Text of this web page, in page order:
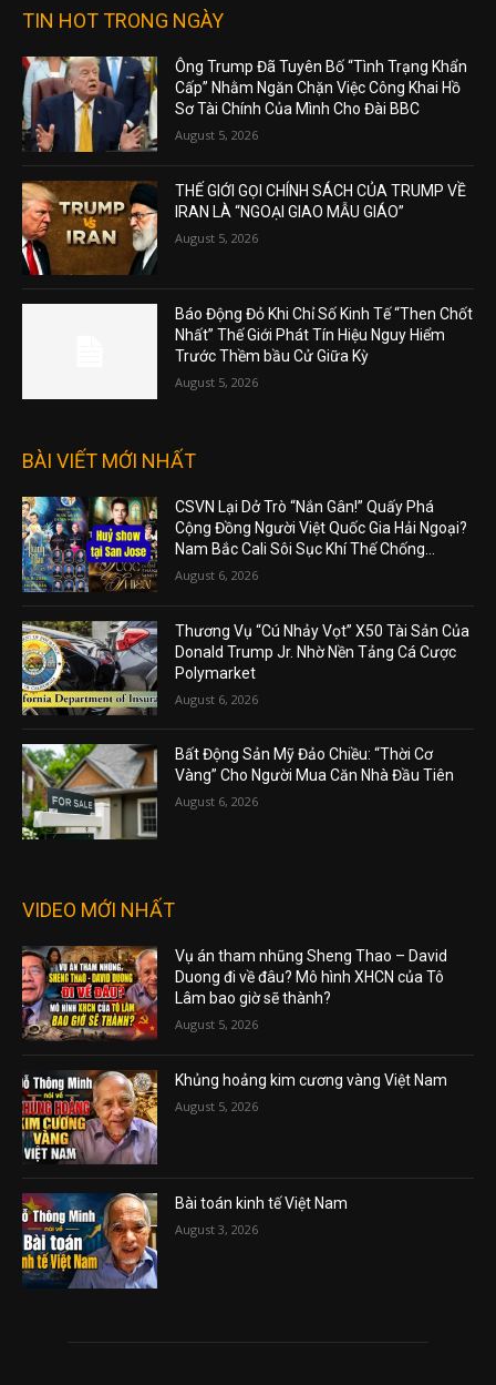
TIN HOT TRONG NGÀY
Ông Trump Đã Tuyên Bố “Tình Trạng Khẩn
Cấp” Nhằm Ngăn Chặn Việc Công Khai Hồ
Sơ Tài Chính Của Mình Cho Đài BBC
August 5, 2026
THẾ GIỚI GỌI CHÍNH SÁCH CỦA TRUMP VỀ
IRAN LÀ “NGOẠI GIAO MẪU GIÁO”
August 5, 2026
Báo Động Đỏ Khi Chỉ Số Kinh Tế “Then Chốt
Nhất” Thế Giới Phát Tín Hiệu Nguy Hiểm
Trước Thềm bầu Cử Giữa Kỳ
August 5, 2026
BÀI VIẾT MỚI NHẤT
CSVN Lại Dở Trò “Nắn Gân!” Quấy Phá
Cộng Đồng Người Việt Quốc Gia Hải Ngoại?
Nam Bắc Cali Sôi Sục Khí Thế Chống...
August 6, 2026
Thương Vụ “Cú Nhảy Vọt” X50 Tài Sản Của
Donald Trump Jr. Nhờ Nền Tảng Cá Cược
Polymarket
August 6, 2026
Bất Động Sản Mỹ Đảo Chiều: “Thời Cơ
Vàng” Cho Người Mua Căn Nhà Đầu Tiên
August 6, 2026
VIDEO MỚI NHẤT
Vụ án tham nhũng Sheng Thao – David
Duong đi về đâu? Mô hình XHCN của Tô
Lâm bao giờ sẽ thành?
August 5, 2026
Khủng hoảng kim cương vàng Việt Nam
August 5, 2026
Bài toán kinh tế Việt Nam
August 3, 2026